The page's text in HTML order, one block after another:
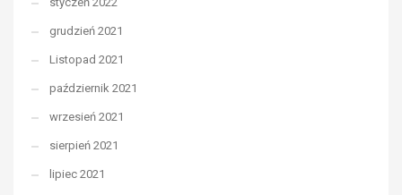
grudzień 2021
Listopad 2021
październik 2021
wrzesień 2021
sierpień 2021
lipiec 2021